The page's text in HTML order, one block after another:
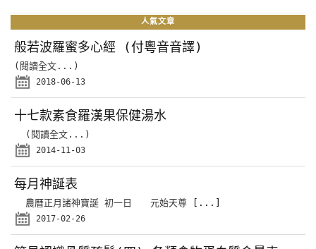
人氣文章
般若波羅蜜多心經 (付粵音音譯)
(閱讀全文...)
2018-06-13
十七款素食羅漢果保健湯水
(閱讀全文...)
2014-11-03
每月神誕表
農曆正月諸神寶誕 初一日 元始天尊 [...]
2017-02-26